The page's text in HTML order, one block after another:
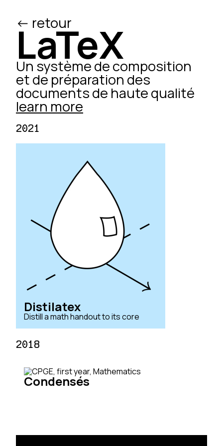
<- retour
LaTeX
Un système de composition
et de préparation des
documents de haute qualité
learn more
2021
Distilatex
Distill a math handout to its core
2018
Condensés